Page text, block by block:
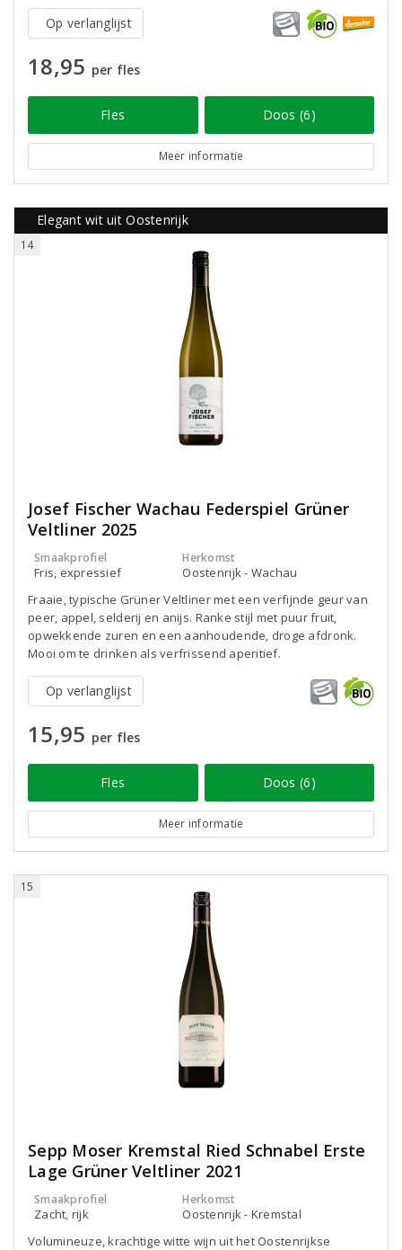
Op verlanglijst
18,95 per fles
Fles Doos (6)
Meer informatie
Elegant wit uit Oostenrijk
14
Josef Fischer Wachau Federspiel Grüner
Veltliner 2025
Smaakprofiel
Fris, expressief
Herkomst
Oostenrijk - Wachau
Fraaie, typische Grüner Veltliner met een verfijnde geur van
peer, appel, selderij en anijs. Ranke stijl met puur fruit,
opwekkende zuren en een aanhoudende, droge afdronk.
Mooi om te drinken als verfrissend aperitief.
Op verlanglijst
15,95 per fles
Fles Doos (6)
Meer informatie
15
Sepp Moser Kremstal Ried Schnabel Erste
Lage Grüner Veltliner 2021
Smaakprofiel
Zacht, rijk
Herkomst
Oostenrijk - Kremstal
Volumineuze, krachtige witte wijn uit het Oostenrijkse